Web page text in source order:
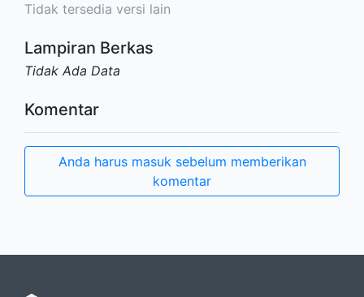
Tidak tersedia versi lain
Lampiran Berkas
Tidak Ada Data
Komentar
Anda harus masuk sebelum memberikan
komentar